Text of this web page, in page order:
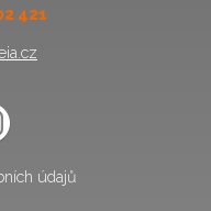
421
údajů